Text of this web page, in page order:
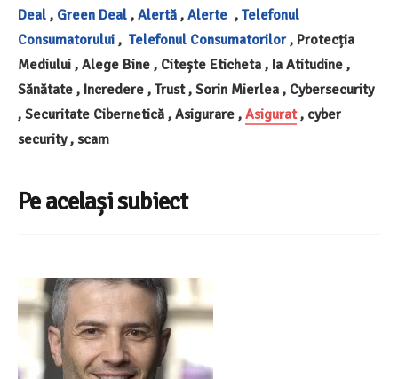
Deal , Green Deal , Alertă , Alerte , Telefonul
Consumatorului , Telefonul Consumatorilor , Protecția
Mediului , Alege Bine , Citește Eticheta , Ia Atitudine ,
Sănătate , Incredere , Trust , Sorin Mierlea , Cybersecurity
, Securitate Cibernetică , Asigurare , Asigurat, cyber
security , scam
Pe același subiect